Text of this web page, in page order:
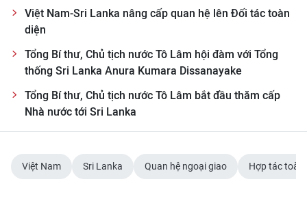
Việt Nam-Sri Lanka nâng cấp quan hệ lên Đối tác toàn
diện
Tổng Bí thư, Chủ tịch nước Tô Lâm hội đàm với Tổng
thống Sri Lanka Anura Kumara Dissanayake
Tổng Bí thư, Chủ tịch nước Tô Lâm bắt đầu thăm cấp
Nhà nước tới Sri Lanka
Việt Nam Sri Lanka Quan hệ ngoại giao Hợp tác toàn